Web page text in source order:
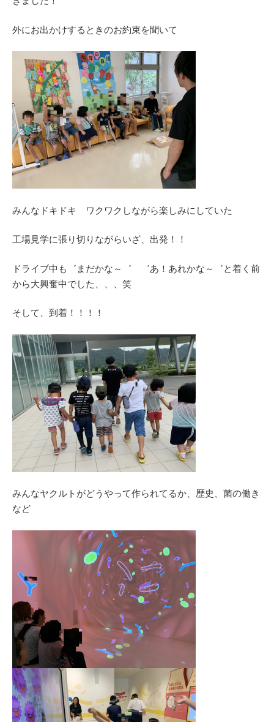
外にお出かけするときのお約束を聞いて
みんなドキドキ ワクワクしながら楽しみにしていた
工場見学に張り切りながらいざ、出発！！
ドライブ中も゛まだかな～゛ ゛あ！あれかな～゛と着く前
から大興奮中でした、、、笑
そして、到着！！！！
みんなヤクルトがどうやって作られてるか、歴史、菌の働き
など